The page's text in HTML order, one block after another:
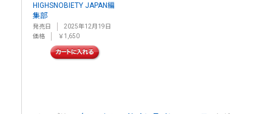
HIGHSNOBIETY JAPAN編
集部
発売日
2025年12月19日
価格
￥1,650